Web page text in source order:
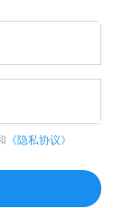
《隐私协议》